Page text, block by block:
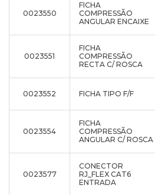
0023550
FICHA
COMPRESSÃO
ANGULAR ENCAIXE
0023551
FICHA
COMPRESSÃO
RECTA C/ ROSCA
0023552 FICHA TIPO F/F
0023554
FICHA
COMPRESSÃO
ANGULAR C/ ROSCA
0023577
CONECTOR
RJ_FLEX CAT6
ENTRADA